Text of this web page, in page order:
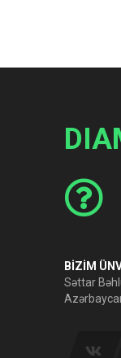
BİZİM
Səttar